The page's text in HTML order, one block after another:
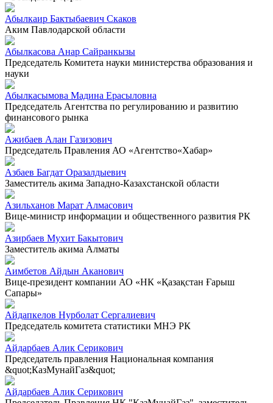
Абылкаир Бактыбаевич Скаков
Аким Павлодарской области
Абылкасова Анар Сайранкызы
Председатель Комитета науки министерства образования и
науки
Абылкасымова Мадина Ерасыловна
Председатель Агентства по регулированию и развитию
финансового рынка
Ажибаев Алан Газизович
Председатель Правления АО «Агентство«Хабар»
Азбаев Багдат Оразалдыевич
Заместитель акима Западно-Казахстанской области
Азильханов Марат Алмасович
Вице-министр информации и общественного развития РК
Азирбаев Мухит Бакытович
Заместитель акима Алматы
Аимбетов Айдын Аканович
Вице-президент компании АО «НК «Қазақстан Ғарыш
Сапары»
Айдапкелов Нурболат Сергалиевич
Председатель комитета статистики МНЭ РК
Айдарбаев Алик Серикович
Председатель правления Национальная компания
&quot;КазМунайГаз&quot;
Айдарбаев Алик Серикович